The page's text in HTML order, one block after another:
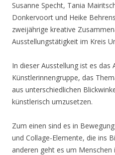
Susanne Specht, Tania
Donkervoort und Heike
zweijährige kreative
Ausstellungstätigkeit im Kreis
In dieser Ausstellung ist es das
Künstlerinnengruppe, das
aus unterschiedlichen
künstlerisch umzusetzen.
Zum einen sind es in
und Collage-Elemente, die ins
anderen geht es um Menschen